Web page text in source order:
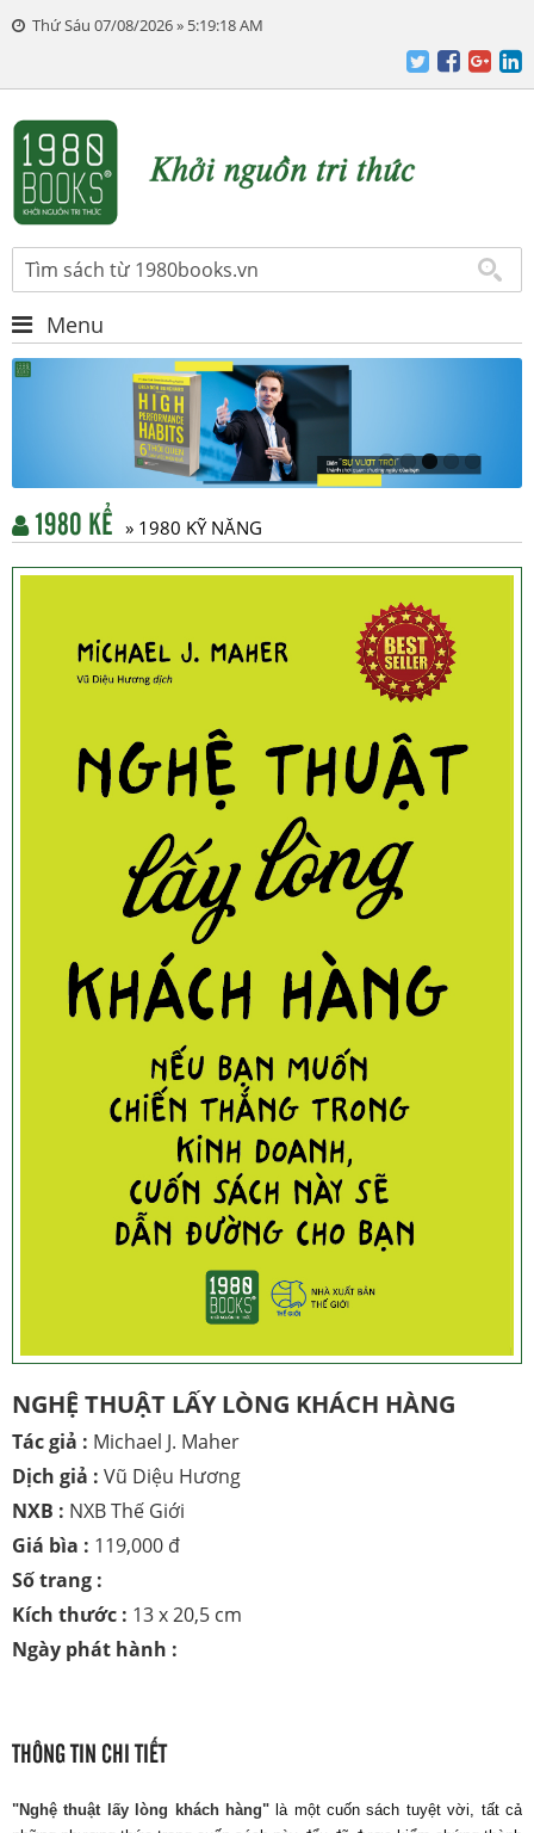
Thứ Sáu 07/08/2026 » 5:19:18 AM
Menu
1980 KỂ » 1980 KỸ NĂNG
NGHỆ THUẬT LẤY LÒNG KHÁCH HÀNG
Tác giả : Michael J. Maher
Dịch giả : Vũ Diệu Hương
NXB : NXB Thế Giới
Giá bìa : 119,000 đ
Số trang :
Kích thước : 13 x 20,5 cm
Ngày phát hành :
THÔNG TIN CHI TIẾT
"Nghệ thuật lấy lòng khách hàng"là một cuốn sách tuyệt vời, tất cả